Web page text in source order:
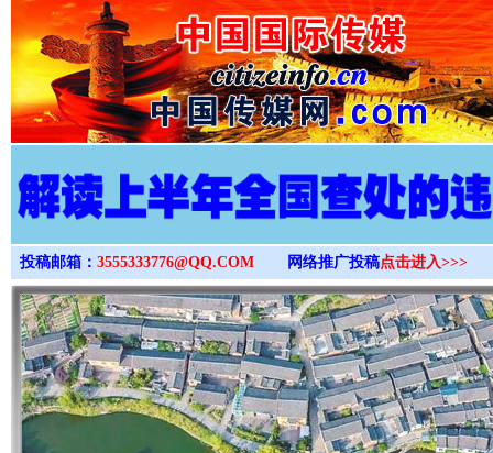
>
投稿邮箱： 3555333776@QQ.COM 网络推广投稿点击进入>>>